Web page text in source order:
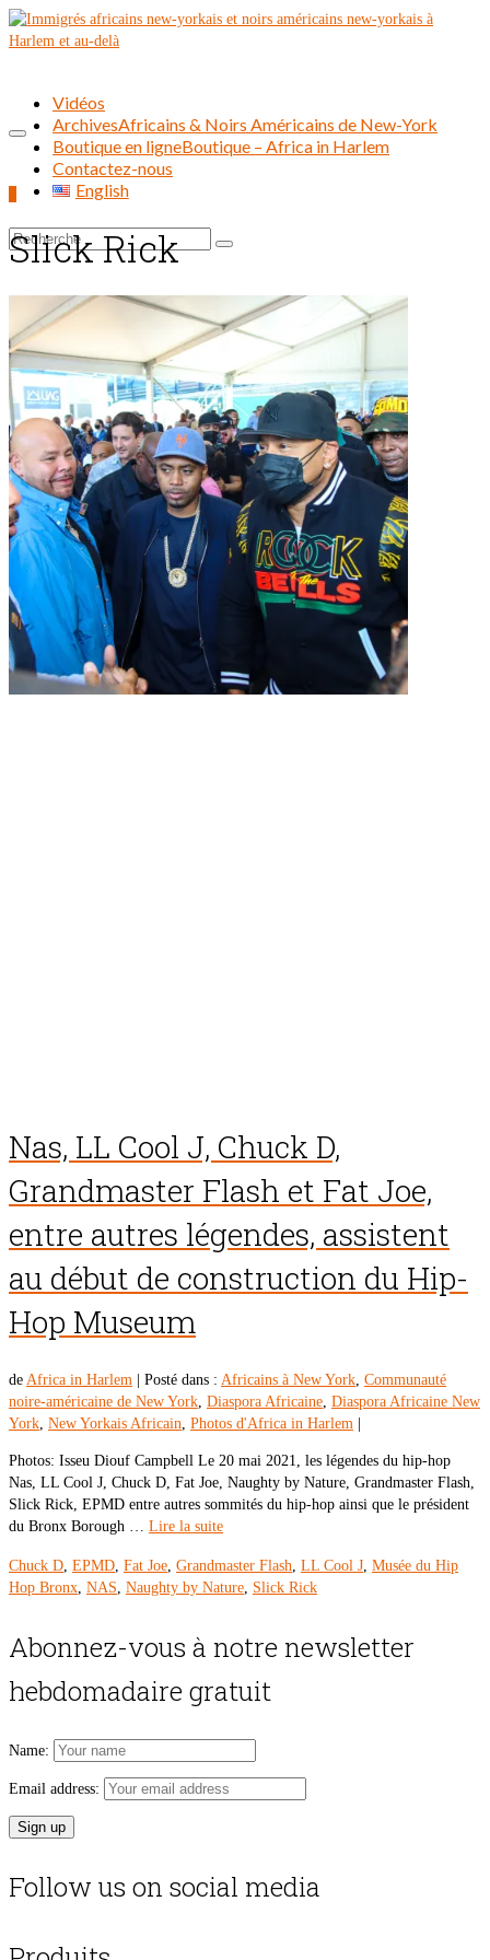
Rechercher :
Vidéos
ArchivesAfricains & Noirs Américains de New-York
Boutique en ligneBoutique – Africa in Harlem
Contactez-nous
English
Slick Rick
Nas, LL Cool J, Chuck D,
Grandmaster Flash et Fat Joe,
entre autres légendes, assistent
au début de construction du Hip-
Hop Museum
de Africa in Harlem Posté dans : Africains à New York, Communauté
noire-américaine de New York, Diaspora Africaine, Diaspora Africaine New
York, New Yorkais Africain, Photos d'Africa in Harlem
Photos: Isseu Diouf Campbell Le 20 mai 2021, les légendes du hip-hop
Nas, LL Cool J, Chuck D, Fat Joe, Naughty by Nature, Grandmaster Flash,
Slick Rick, EPMD entre autres sommités du hip-hop ainsi que le président
du Bronx Borough … Lire la suite
Chuck D, EPMD, Fat Joe, Grandmaster Flash, LL Cool J, Musée du Hip
Hop Bronx, NAS, Naughty by Nature, Slick Rick
Abonnez-vous à notre newsletter
hebdomadaire gratuit
Name:
Email address:
Follow us on social media